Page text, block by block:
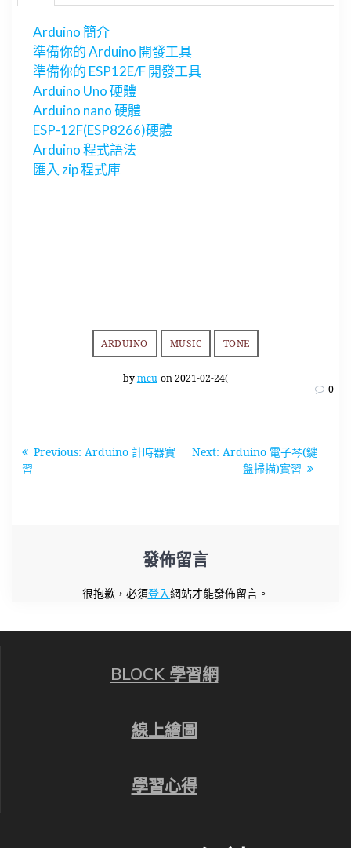
Arduino 簡介
準備你的 Arduino 開發工具
準備你的 ESP12E/F 開發工具
Arduino Uno 硬體
Arduino nano 硬體
ESP-12F(ESP8266)硬體
Arduino 程式語法
匯入 zip 程式庫
ARDUINO MUSIC TONE
bymcu on 2021-02-24(
0
文
章
Previous: Previous
Arduino 計時器實
習
Next: Next
post:
Arduino 電子琴(鍵
盤掃描)實習
發佈留言
很抱歉，必須登入網站才能發佈留言。
BLOCK 學習網
線上繪圖
學習心得